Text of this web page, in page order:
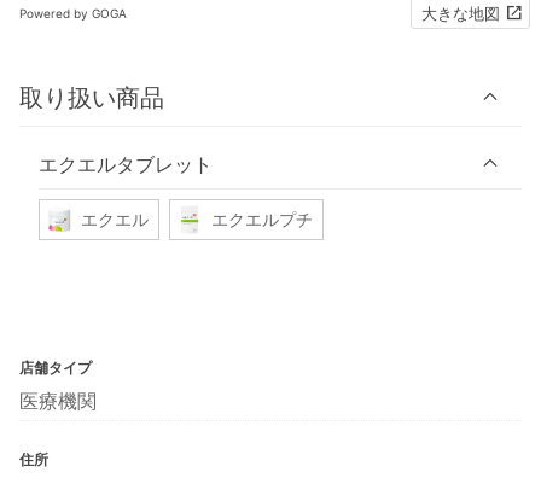
Powered by GOGA 大きな地図
取り扱い商品
エクエルタブレット
エクエル エクエルプチ
店舗タイプ
医療機関
住所